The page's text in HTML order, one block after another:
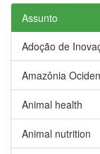
Assunto
Adoção de
Amazônia
Animal health
Animal nutrition